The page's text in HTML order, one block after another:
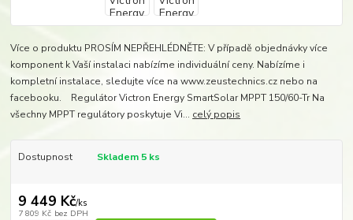
Více o produktu PROSÍM NEPŘEHLÉDNĚTE: V případě objednávky více
komponent k Vaší instalaci nabízíme individuální ceny. Nabízíme i
kompletní instalace, sledujte více na www.zeustechnics.cz nebo na
facebooku. Regulátor Victron Energy SmartSolar MPPT 150/60-Tr Na
všechny MPPT regulátory poskytuje Vi... celý popis
Dostupnost Skladem 5 ks
9 449 Kč/ks
7 809 Kč bez DPH